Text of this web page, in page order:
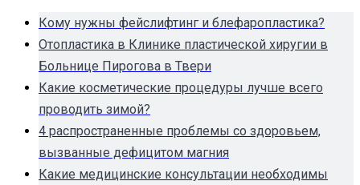
Кому нужны фейслифтинг и блефаропластика?
Отопластика в Клинике пластической хиругии в
Больнице Пирогова в Твери
Какие косметические процедуры лучше всего
проводить зимой?
4 распространенные проблемы со здоровьем,
вызванные дефицитом магния
Какие медицинские консультации необходимы